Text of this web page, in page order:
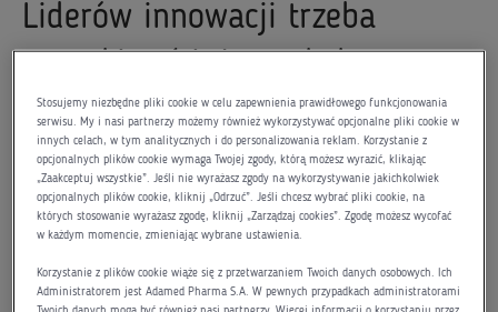
Liderów innowacji trzeba
18 grudnia 2014
ludzi. To właśnie talenty tworzą wartości, które
Stosujemy niezbędne pliki cookie w celu zapewnienia prawidłowego funkcjonowania
serwisu. My i nasi partnerzy możemy również wykorzystywać opcjonalne pliki cookie w
innych celach, w tym analitycznych i do personalizowania reklam. Korzystanie z
opcjonalnych plików cookie wymaga Twojej zgody, którą możesz wyrazić, klikając
„Zaakceptuj wszystkie”. Jeśli nie wyrażasz zgody na wykorzystywanie jakichkolwiek
opcjonalnych plików cookie, kliknij „Odrzuć”. Jeśli chcesz wybrać pliki cookie, na
których stosowanie wyrażasz zgodę, kliknij „Zarządzaj cookies”. Zgodę możesz wycofać
w każdym momencie, zmieniając wybrane ustawienia.
Korzystanie z plików cookie wiąże się z przetwarzaniem Twoich danych osobowych. Ich
Administratorem jest Adamed Pharma S.A. W pewnych przypadkach administratorami